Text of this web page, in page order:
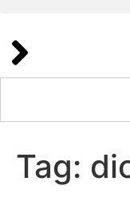
Tag: